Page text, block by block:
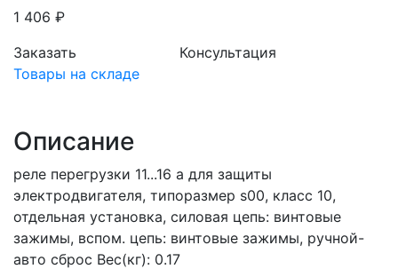
1 406 ₽
Заказать
Консультация
Товары на складе
Описание
реле перегрузки 11...16 a для защиты
электродвигателя, типоразмер s00, класс 10,
отдельная установка, силовая цепь: винтовые
зажимы, вспом. цепь: винтовые зажимы, ручной-
авто сброс Вес(кг): 0.17